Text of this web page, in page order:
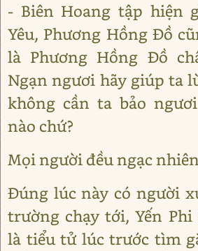
- Biên Hoang tập hiện
Yêu, Phương Hồng Đồ
là Phương Hồng Đồ
Ngạn ngươi hãy giúp ta
không cần ta bảo
nào chứ?
Mọi người đều ngạc
Đúng lúc này có người
trường chạy tới, Yến
là tiểu tử lúc trước tìm